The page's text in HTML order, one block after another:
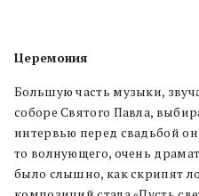
Церемония
Большую часть музыки,
соборе Святого Павла,
интервью перед свадьбой он
то волнующего, очень
было слышно, как скрипят